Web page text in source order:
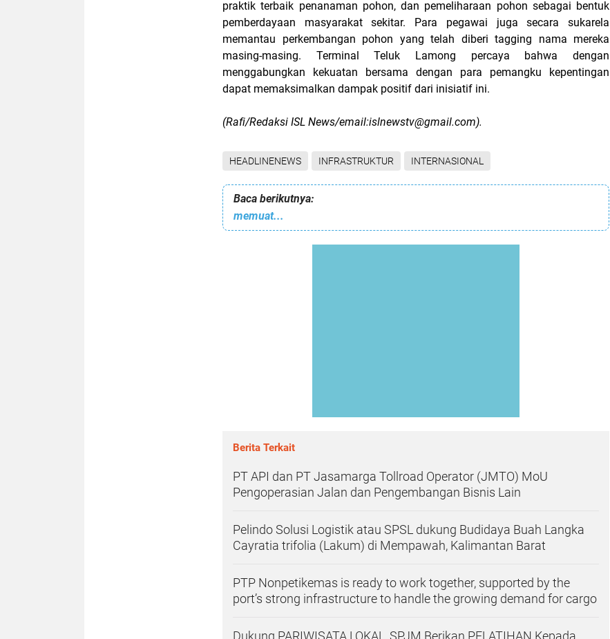
praktik terbaik penanaman pohon, dan pemeliharaan pohon sebagai bentuk
pemberdayaan masyarakat sekitar. Para pegawai juga secara sukarela
memantau perkembangan pohon yang telah diberi tagging nama mereka
masing-masing. Terminal Teluk Lamong percaya bahwa dengan
menggabungkan kekuatan bersama dengan para pemangku kepentingan
dapat memaksimalkan dampak positif dari inisiatif ini.
(Rafi/Redaksi ISL News/email:islnewstv@gmail.com).
HEADLINENEWS INFRASTRUKTUR INTERNASIONAL
Baca berikutnya:
memuat...
Berita Terkait
PT API dan PT Jasamarga Tollroad Operator (JMTO) MoU
Pengoperasian Jalan dan Pengembangan Bisnis Lain
Pelindo Solusi Logistik atau SPSL dukung Budidaya Buah Langka
Cayratia trifolia (Lakum) di Mempawah, Kalimantan Barat
PTP Nonpetikemas is ready to work together, supported by the
port’s strong infrastructure to handle the growing demand for cargo
Dukung PARIWISATA LOKAL, SPJM Berikan PELATIHAN Kepada